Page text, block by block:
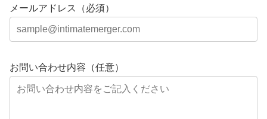
メールアドレス（必須）
お問い合わせ内容（任意）